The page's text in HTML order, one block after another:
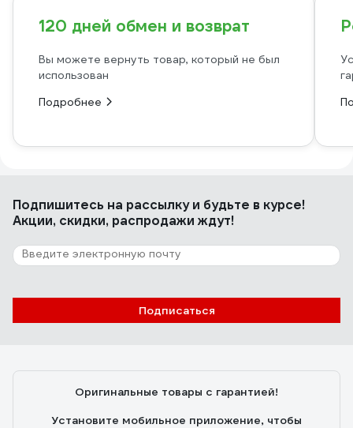
120 дней обмен и возврат
Вы можете вернуть товар, который не был
использован
Подробнее
Подпишитесь на рассылкуи будьте в курсе!
Акции, скидки, распродажи ждут!
Подписаться
Оригинальные товары с гарантией!
Установите мобильное приложение, чтобы